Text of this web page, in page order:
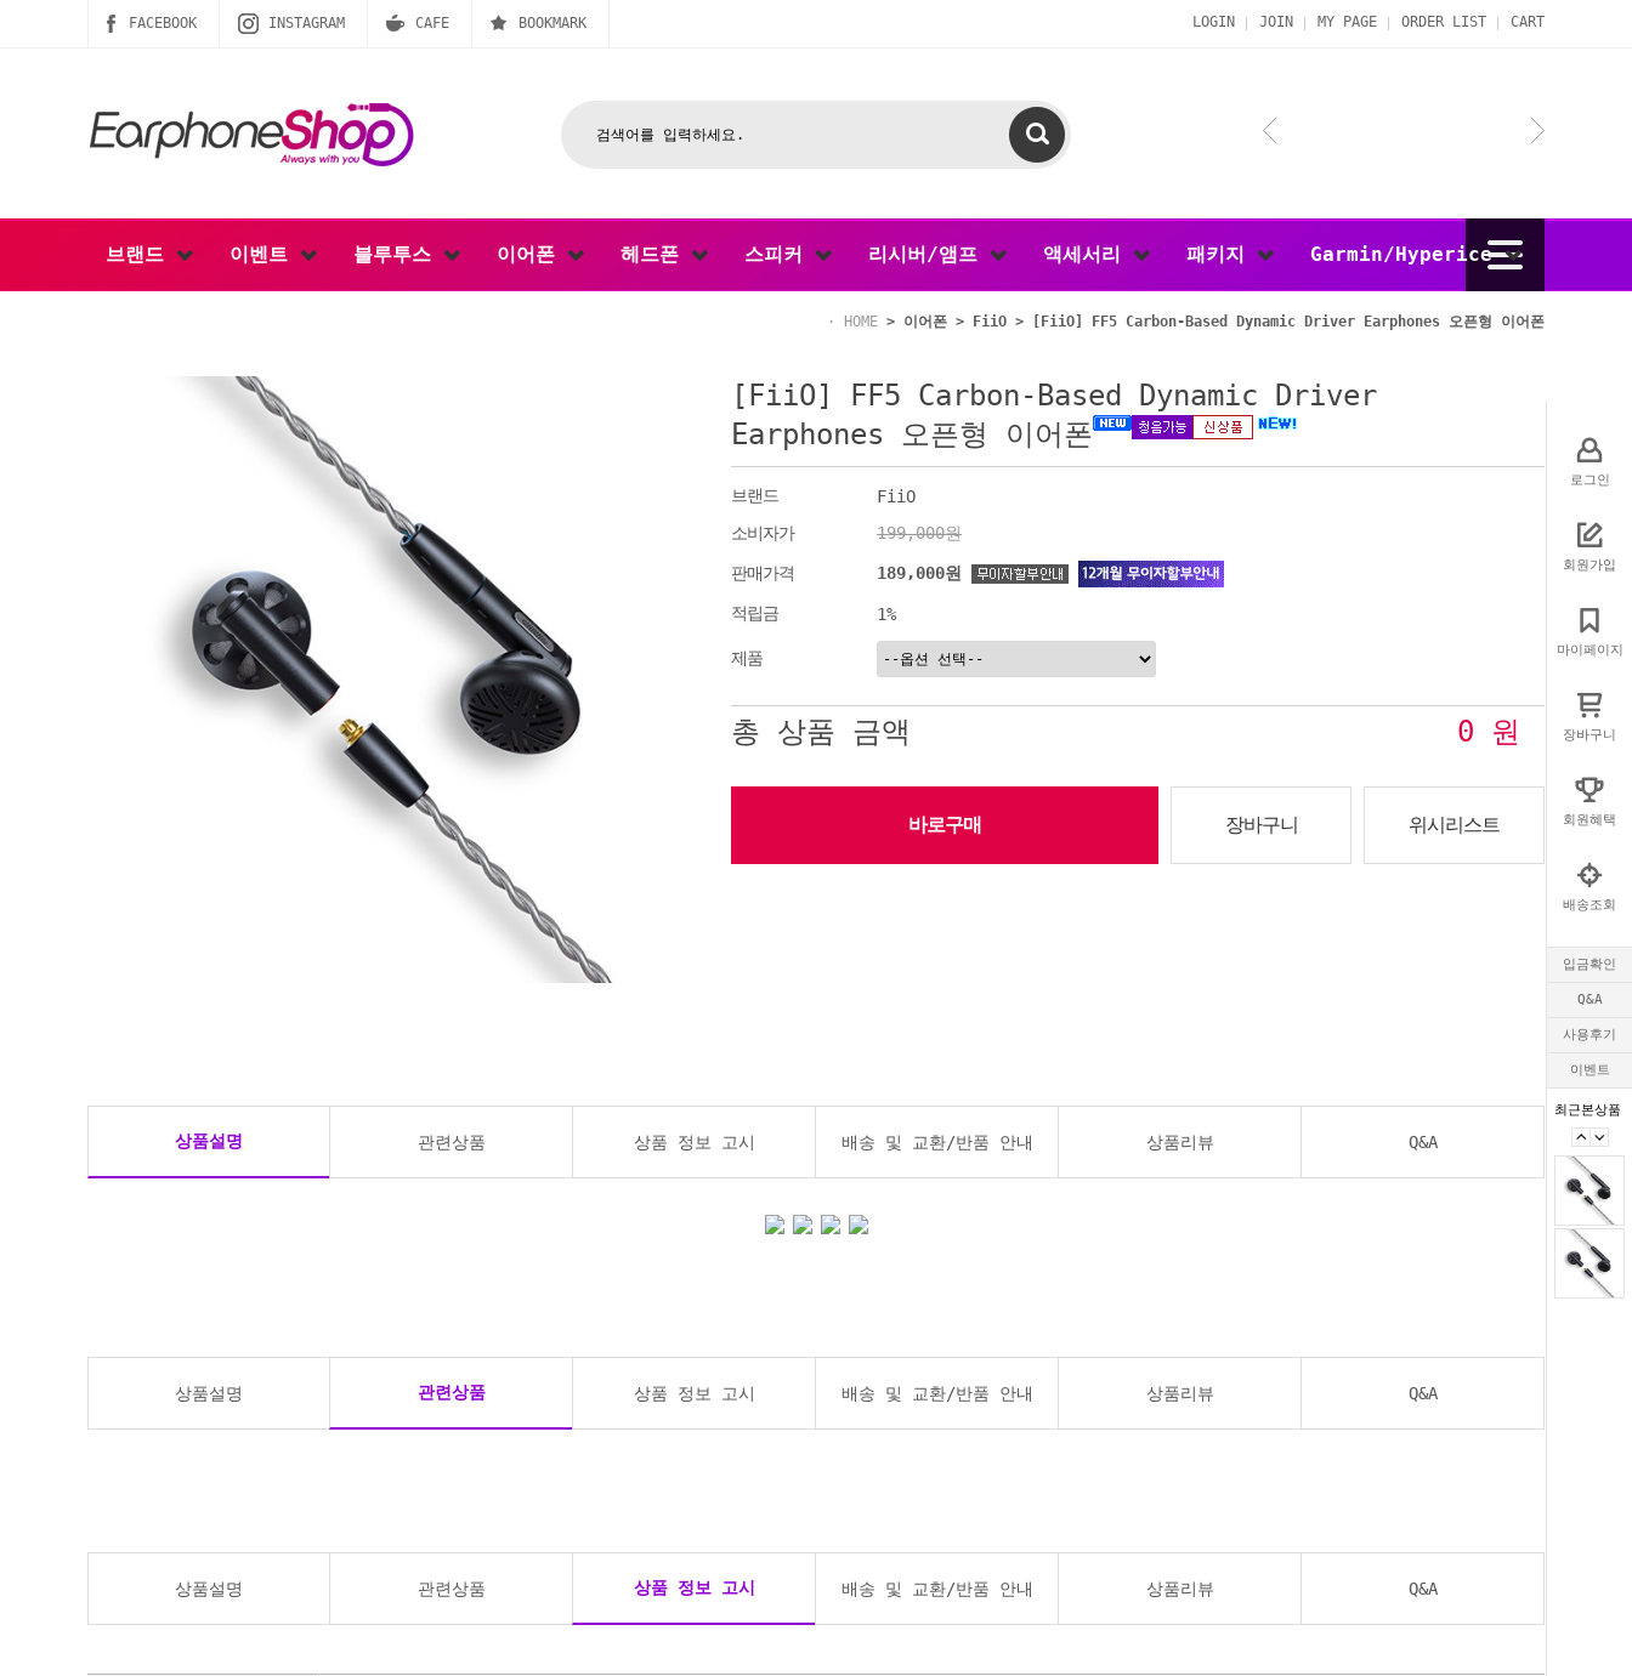
로그인
회원가입
마이페이지
장바구니
회원혜택
배송조회
입금확인
Q&A
사용후기
이벤트
최근본상품
FACEBOOK INSTAGRAM CAFE BOOKMARK LOGIN JOIN MY PAGE ORDER LIST CART
브랜드 이벤트 블루투스 이어폰 헤드폰 스피커 리시버/앰프 액세서리 패키지 Garmin/Hyperice
HOME > 이어폰 > FiiO > [FiiO] FF5 Carbon-Based Dynamic Driver Earphones 오픈형 이어폰
[FiiO] FF5 Carbon-Based Dynamic Driver
Earphones 오픈형 이어폰
브랜드
FiiO
소비자가
199,000원
판매가격 189,000원
적립금 1%
제품
총 상품 금액 0 원
바로구매 장바구니 위시리스트
상품설명 관련상품 상품 정보 고시 배송 및 교환/반품 안내 상품리뷰 Q&A
상품설명 관련상품 상품 정보 고시 배송 및 교환/반품 안내 상품리뷰 Q&A
상품설명 관련상품 상품 정보 고시 배송 및 교환/반품 안내 상품리뷰 Q&A